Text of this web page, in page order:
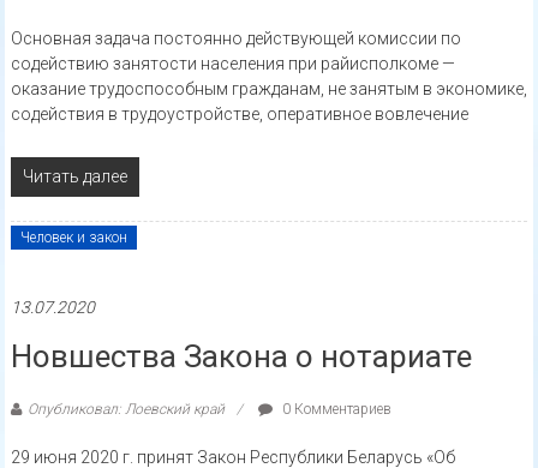
Основная задача постоянно действующей комиссии по
содействию занятости населения при райисполкоме —
оказание трудоспособным гражданам, не занятым в экономике,
содействия в трудоустройстве, оперативное вовлечение
Читать далее
Человек и закон
13.07.2020
Новшества Закона о нотариате
Опубликовал: Лоевский край 0 Комментариев
29 июня 2020 г. принят Закон Республики Беларусь «Об